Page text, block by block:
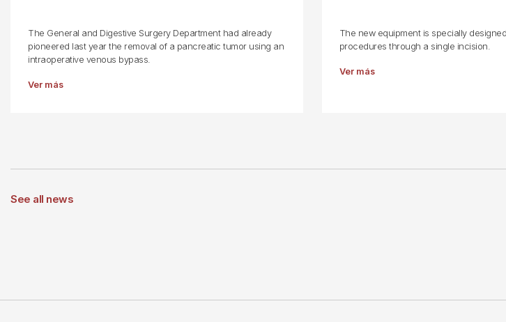
The General and Digestive Surgery Department had already
pioneered last year the removal of a pancreatic tumor using an
intraoperative venous bypass.
Ver más
The new equipment is specially
procedures through a single incision.
Ver más
See all news